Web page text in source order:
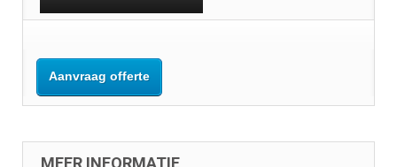
Aanvraag offerte